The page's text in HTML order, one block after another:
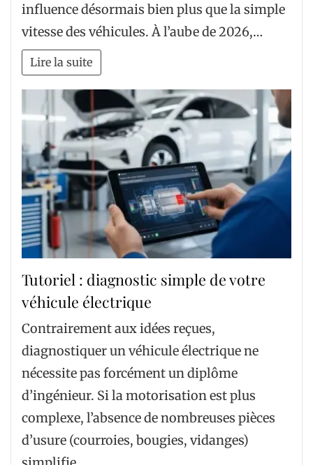
influence désormais bien plus que la simple
vitesse des véhicules. À l’aube de 2026,…
Lire la suite
Tutoriel : diagnostic simple de votre
véhicule électrique
Contrairement aux idées reçues,
diagnostiquer un véhicule électrique ne
nécessite pas forcément un diplôme
d’ingénieur. Si la motorisation est plus
complexe, l’absence de nombreuses pièces
d’usure (courroies, bougies, vidanges)